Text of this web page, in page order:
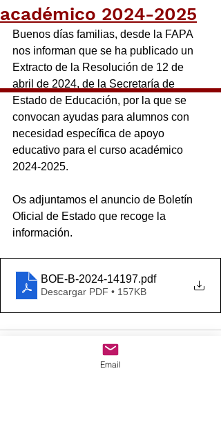
académico 2024-2025
Buenos días familias, desde la FAPA
nos informan que se ha publicado un
Extracto de la Resolución de 12 de
abril de 2024, de la Secretaría de
Estado de Educación, por la que se
convocan ayudas para alumnos con
necesidad específica de apoyo
educativo para el curso académico
2024-2025.
Os adjuntamos el anuncio de Boletín
Oficial de Estado que recoge la
información.
BOE-B-2024-14197.pdf
Descargar PDF • 157KB
Email